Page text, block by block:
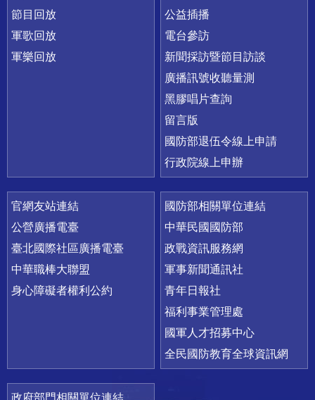
節目回放
軍歌回放
軍樂回放
公益插播
電台參訪
新聞採訪暨節目訪談
廣播訊號收聽量測
黑膠唱片查詢
留言版
國防部退伍令線上申請
行政院線上申辦
官網友站連結
公營廣播電臺
臺北國際社區廣播電臺
中華職棒大聯盟
身心障礙者權利公約
國防部相關單位連結
中華民國國防部
政戰資訊服務網
軍事新聞通訊社
青年日報社
福利事業管理處
國軍人才招募中心
全民國防教育全球資訊網
政府部門相關單位連結